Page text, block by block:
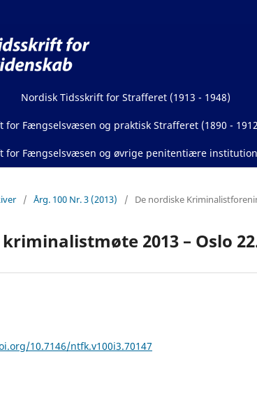
Nordisk Tidsskrift for Strafferet (1913 - 1948)
for Fængselsvæsen og praktisk Strafferet (1890 -
for Fængselsvæsen og øvrige penitentiære
/ Årg. 100 Nr. 3 (2013) / De nordiske
2013 – Oslo
10.7146/ntfk.v100i3.70147